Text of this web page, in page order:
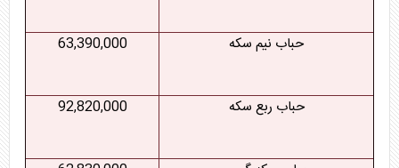
حباب نیم سکه 63,390,000
حباب ربع سکه 92,820,000